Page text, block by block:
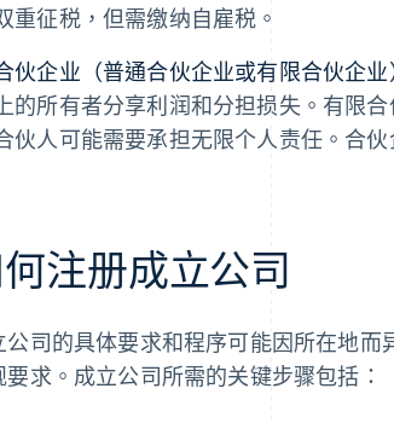
重征税，但需缴纳自雇税。
伙企业（普通合伙企业或有限合伙企业
的所有者分享利润和分担损失。有限
伙人可能需要承担无限个人责任。合
注册成立公司
公司的具体要求和程序可能因所在地
要求。成立公司所需的关键步骤包括：